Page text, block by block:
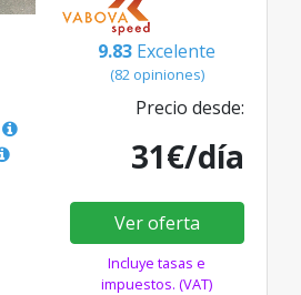
9.83 Excelente
(82 opiniones)
Precio desde:
31€/día
Ver oferta
Incluye tasas e
impuestos. (VAT)